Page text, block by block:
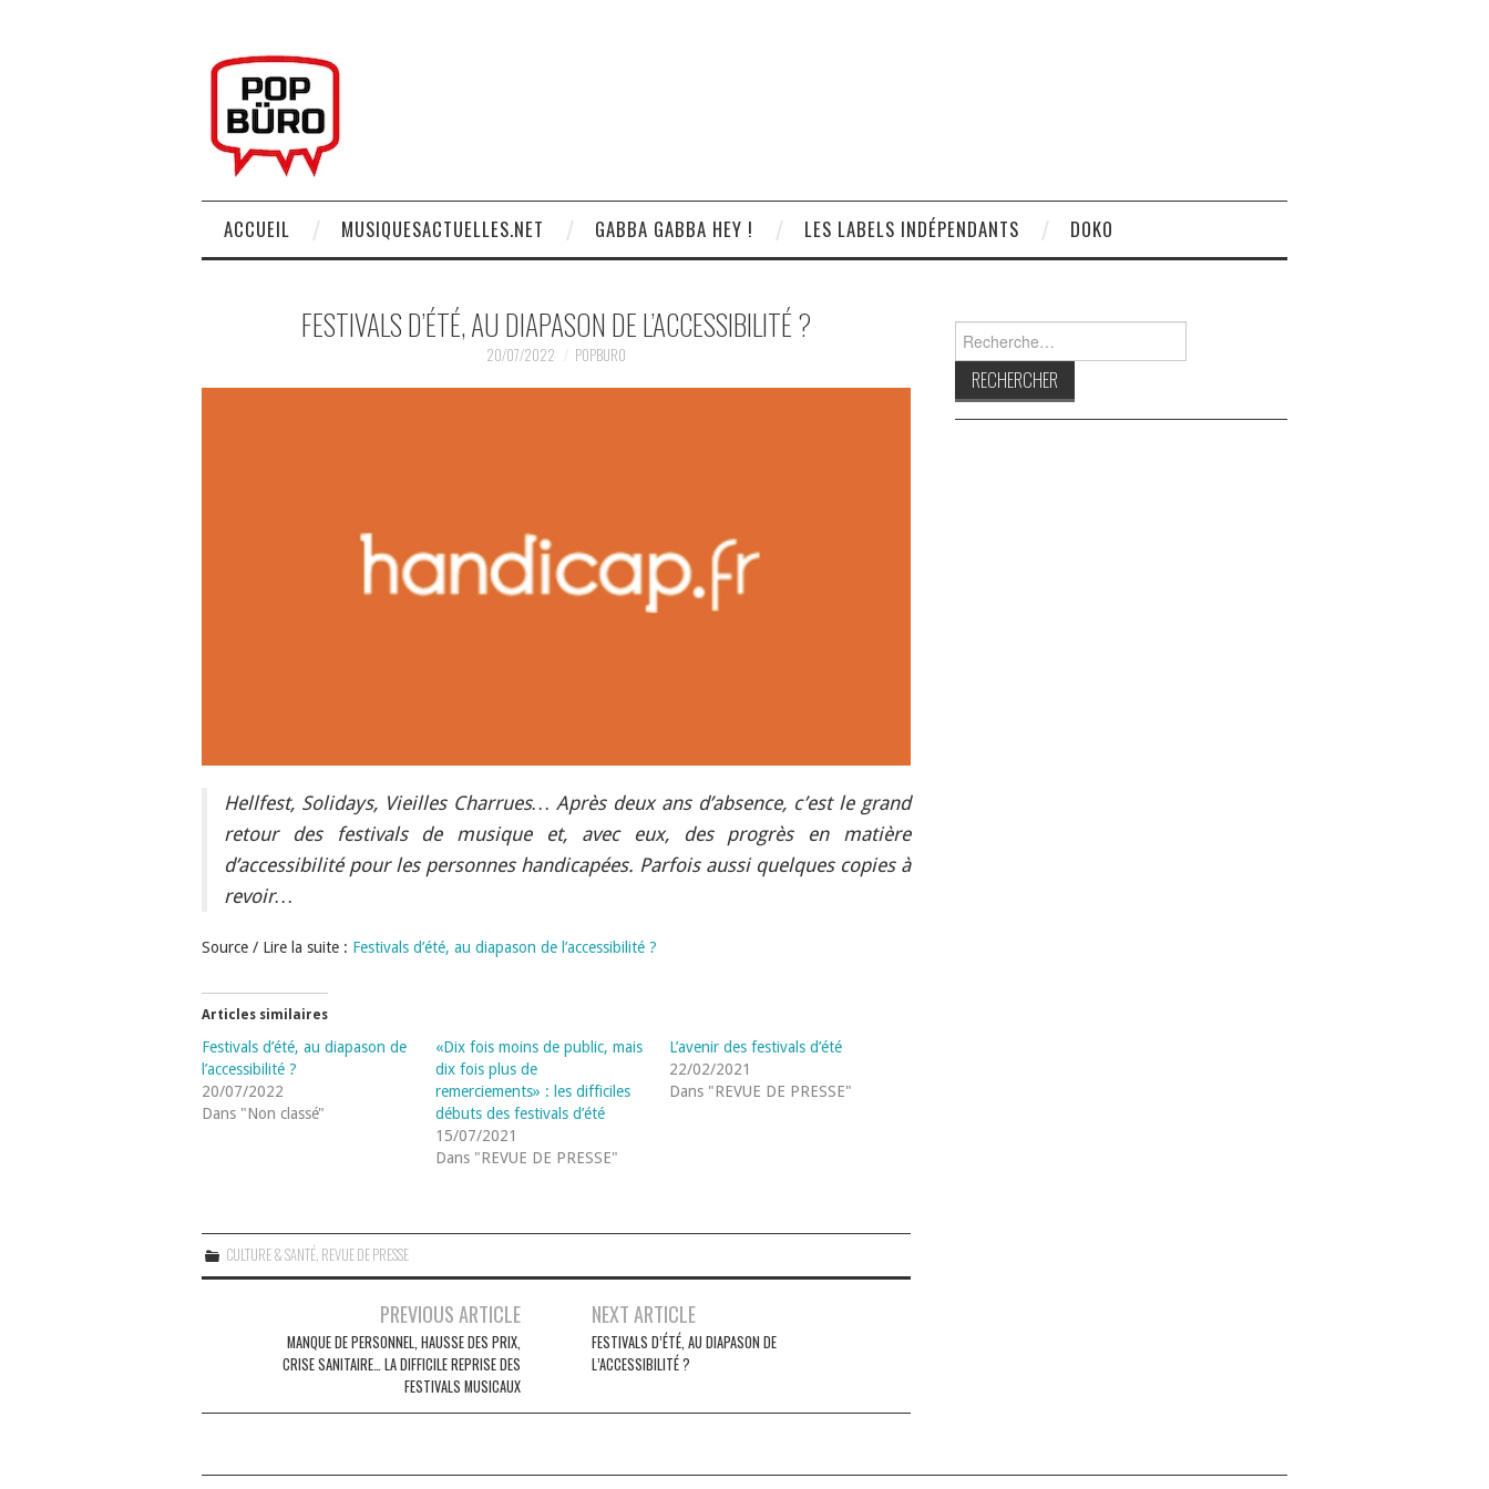
ACCUEIL MUSIQUESACTUELLES.NET GABBA GABBA HEY ! LES LABELS INDÉPENDANTS DOKO
FESTIVALS D’ÉTÉ, AU DIAPASON DE L’ACCESSIBILITÉ ?
20/07/2022 POPBURO
Hellfest, Solidays, Vieilles Charrues… Après deux ans d’absence, c’est le grand
retour des festivals de musique et, avec eux, des progrès en matière
d’accessibilité pour les personnes handicapées. Parfois aussi quelques copies à
revoir…
Source / Lire la suite : Festivals d’été, au diapason de l’accessibilité ?
Articles similaires
Festivals d’été, au diapason de
l’accessibilité ?
20/07/2022
Dans "Non classé"
«Dix fois moins de public, mais
dix fois plus de
remerciements» : les difficiles
débuts des festivals d’été
15/07/2021
Dans "REVUE DE PRESSE"
L’avenir des festivals d’été
22/02/2021
Dans "REVUE DE PRESSE"
CULTURE & SANTÉ, REVUE DE PRESSE
PREVIOUS ARTICLE
MANQUE DE PERSONNEL, HAUSSE DES PRIX,
CRISE SANITAIRE… LA DIFFICILE REPRISE DES
FESTIVALS MUSICAUX
NEXT ARTICLE
FESTIVALS D’ÉTÉ, AU DIAPASON DE
L’ACCESSIBILITÉ ?